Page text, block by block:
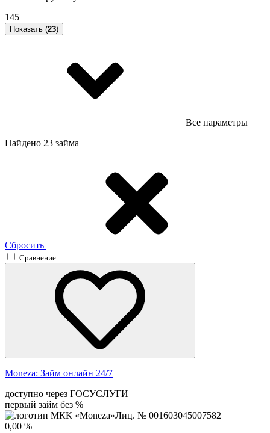
145
Показать (23)
Все параметры
Найдено 23 займа
Сбросить
Сравнение
Moneza: Займ онлайн 24/7
доступно через ГОСУСЛУГИ
первый займ без %
Лиц. № 001603045007582
0,00 %